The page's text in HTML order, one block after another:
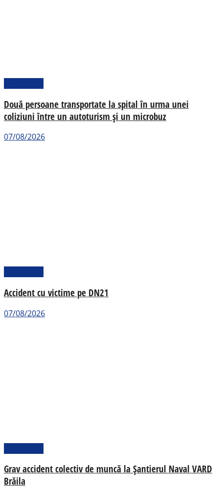
Două persoane transportate la spital în urma unei
coliziuni între un autoturism și un microbuz
07/08/2026
Accident cu victime pe DN21
07/08/2026
Grav accident colectiv de muncă la Șantierul Naval VARD
Brăila